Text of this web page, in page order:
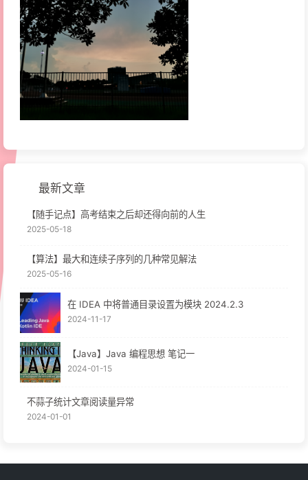
最新文章
【随手记点】高考结束之后却还得向前的人生
2025-05-18
【算法】最大和连续子序列的几种常见解法
2025-05-16
在 IDEA 中将普通目录设置为模块 2024.2.3
2024-11-17
【Java】Java 编程思想 笔记一
2024-01-15
不蒜子统计文章阅读量异常
2024-01-01